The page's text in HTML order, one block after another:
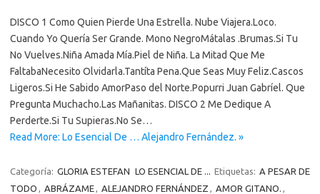
DISCO 1 Como Quien Pierde Una Estrella. Nube Viajera.Loco.
Cuando Yo Quería Ser Grande. Mono NegroMátalas .Brumas.Si Tu
No Vuelves.Niña Amada Mía.Piel de Niña. La Mitad Que Me
FaltabaNecesito Olvidarla.Tantíta Pena.Que Seas Muy Feliz.Cascos
Ligeros.Si He Sabido AmorPaso del Norte.Popurri Juan Gabríel. Que
Pregunta Muchacho.Las Mañanitas. DISCO 2 Me Dedique A
Perderte.Si Tu Supieras.No Se…
Read More: Lo Esencial De … Alejandro Fernández. »
Categoría: GLORIA ESTEFAN LO ESENCIAL DE ... Etiquetas: A PESAR DE
TODO , ABRÁZAME, ALEJANDRO FERNÁNDEZ , AMOR GITANO. ,